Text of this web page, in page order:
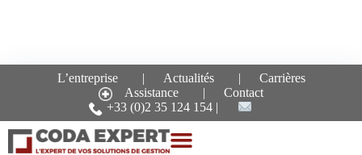
L’entreprise Actualités
Carrières
Assistance
Contact
+33 (0)2 35 124 154
Recherche pour le mot-
clé : batiment